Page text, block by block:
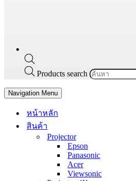
Products search
Navigation Menu
หน้าหลัก
สินค้า
Projector
Epson
Panasonic
Acer
Viewsonic